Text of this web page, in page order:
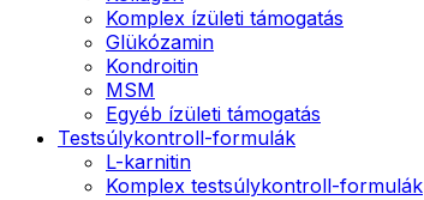
Komplex ízületi támogatás
Glükózamin
Kondroitin
MSM
Egyéb ízületi támogatás
Testsúlykontroll-formulák
L-karnitin
Komplex testsúlykontroll-formulák